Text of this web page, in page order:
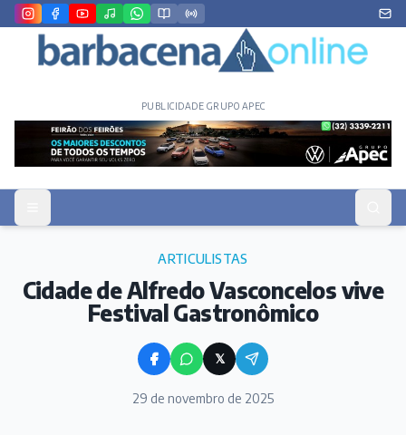
PUBLICIDADE GRUPO APEC
ARTICULISTAS
Cidade de Alfredo Vasconcelos vive
Festival Gastronômico
𝕏
29 de novembro de 2025